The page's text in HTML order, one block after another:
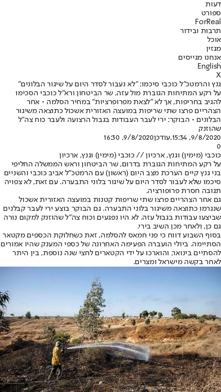
דעות
ספורט
ForReal
תרבות ובידור
אוכל
מגזין
אנחנו מגייסים
English
X
גנץ והרמטכ"ל כוכבי סיכמו: "לא נעבור לסדר היום על שיגור הבלונים"
על רקע המתיחות הגוברת מול עזה, שר הביטחון ורא"ל כוכבי הסכימו
להגיב בחריפות, אך לא "לצאת מפרופרציות" במחיר הסלמה • אחר
הצהריים פרצו שתי שריפות במועצה האזורית אשכול כתוצאה משיגור
הבלונים • הבוקר: ירי לעבר העבודות בגבול הרצועה ולעבר כוח צה"ל
שהוזנק
9/8/2020, 15:34
,עודכן9/8/2020, 16:30
0
כוכבי (מימין) וגנץ, ארכיון // כוכבי (מימין) וגנץ, ארכיון
על רקע המתיחות הגוברת בדרום, שר הביטחון וראש הממשלה החליפי
בני גנץ קיים הערכת מצב היום (ראשון) עם הרמטכ"ל אביב כוכבי והשניים
סיכמו שלא לעבור לסדר היום על שיגור בלוני התבערה. עם זאת, לא צפויה
תגובה חסרת פרופורציה.
גם אחר הצהריים פרצו שתי שריפות קטנות במועצה האזורית אשכול
שנגרמו כתוצאה משיגור בלוני התבערה. גם הבוקר בוצע ירי לעבר קבלנים
שביצעו עבודות בגבול עזה. לא היו נפגעים וכוח צה"ל שהוזנק למקום נורה
גם כן, ולאחר מכן השיב בירי.
בסוף השבוע דווח כי פני חמאס להסלמה, זאת כשחלוקת הכספים מקטאר
הסתיימה. ביולי הועברה הפעימה האחרונה של כספי המענק שהיו אמורים
להסתיים בינואר, והוארכו על ידי הקטארים לחצי שנה נוספת, בין היתר
לאחר בקשה מישראל ומצרים.